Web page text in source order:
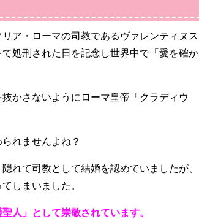
ア・ローマの司教であるヴァレンティヌス
処刑された日を記念し世界中で「愛を確か
かさないようにローマ皇帝「クラディウ
れませんよね？
れて司教として結婚を認めていましたが、
しまいました。
人」として崇敬されています。